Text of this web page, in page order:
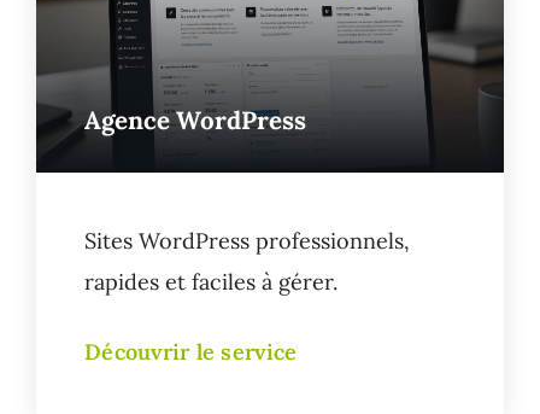
Agence WordPress
Sites WordPress professionnels,
rapides et faciles à gérer.
Découvrir le service